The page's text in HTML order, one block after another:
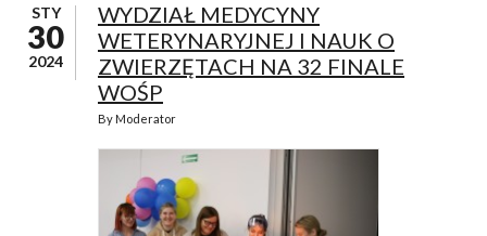
STY
30
2024
WYDZIAŁ MEDYCYNY
WETERYNARYJNEJ I NAUK O
ZWIERZĘTACH NA 32 FINALE
WOŚP
By Moderator